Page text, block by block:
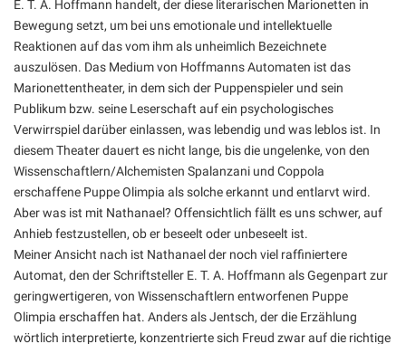
E. T. A. Hoffmann handelt, der diese literarischen Marionetten in
Bewegung setzt, um bei uns emotionale und intellektuelle
Reaktionen auf das vom ihm als unheimlich Bezeichnete
auszulösen. Das Medium von Hoffmanns Automaten ist das
Marionettentheater, in dem sich der Puppenspieler und sein
Publikum bzw. seine Leserschaft auf ein psychologisches
Verwirrspiel darüber einlassen, was lebendig und was leblos ist. In
diesem Theater dauert es nicht lange, bis die ungelenke, von den
Wissenschaftlern/Alchemisten Spalanzani und Coppola
erschaffene Puppe Olimpia als solche erkannt und entlarvt wird.
Aber was ist mit Nathanael? Offensichtlich fällt es uns schwer, auf
Anhieb festzustellen, ob er beseelt oder unbeseelt ist.
Meiner Ansicht nach ist Nathanael der noch viel raffiniertere
Automat, den der Schriftsteller E. T. A. Hoffmann als Gegenpart zur
geringwertigeren, von Wissenschaftlern entworfenen Puppe
Olimpia erschaffen hat. Anders als Jentsch, der die Erzählung
wörtlich interpretierte, konzentrierte sich Freud zwar auf die richtige